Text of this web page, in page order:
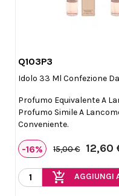
Q103P3
Idolo 33 Ml Confezione
Profumo Equivalente A
Profumo Simile A
Conveniente.
-16% 15,00 € 12,60
add_shopping_cart AGGIUNGI